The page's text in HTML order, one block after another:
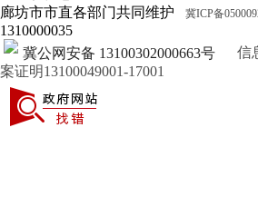
廊坊市市直各部门共同维护
冀ICP备
1310000035
冀公网安备 13100302000663号
信
案证明13100049001-17001